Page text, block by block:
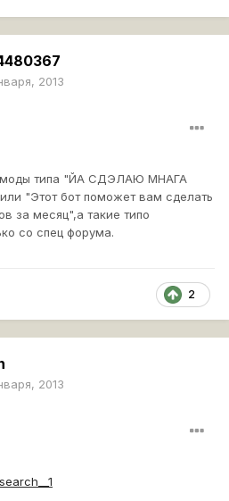
2013
моды типа "ЙА СДЭЛАЮ МНАГА
"Этот бот поможет вам сделать
за месяц",а такие типо
со спец форума.
2
2013